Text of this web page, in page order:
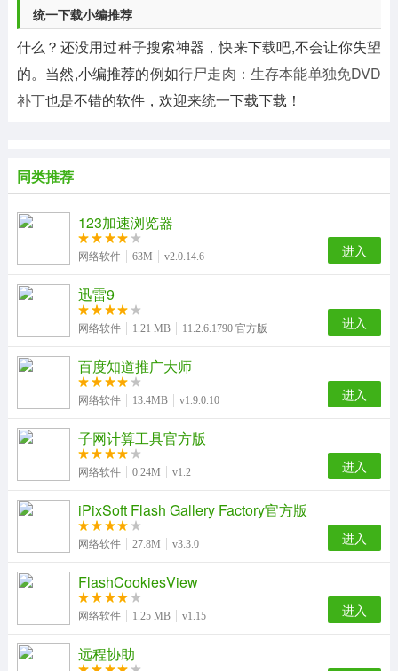
统一下载小编推荐
什么？还没用过种子搜索神器，快来下载吧,不会让你失望
的。当然,小编推荐的例如行尸走肉：生存本能单独免DVD
补丁也是不错的软件，欢迎来统一下载下载！
同类推荐
123加速浏览器
网络软件 63M v2.0.14.6 进入
迅雷9
网络软件 1.21 MB 11.2.6.1790 官方版 进入
百度知道推广大师
网络软件 13.4MB v1.9.0.10 进入
子网计算工具官方版
网络软件 0.24M v1.2 进入
iPixSoft Flash Gallery Factory官方版
网络软件 27.8M v3.3.0 进入
FlashCookiesView
网络软件 1.25 MB v1.15 进入
远程协助